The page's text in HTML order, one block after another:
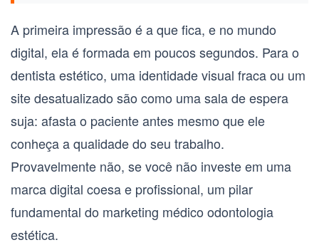
A primeira impressão é a que fica, e no mundo
digital, ela é formada em poucos segundos. Para o
dentista estético, uma identidade visual fraca ou um
site desatualizado são como uma sala de espera
suja: afasta o paciente antes mesmo que ele
conheça a qualidade do seu trabalho.
Provavelmente não, se você não investe em uma
marca digital coesa e profissional, um pilar
fundamental do marketing médico odontologia
estética.